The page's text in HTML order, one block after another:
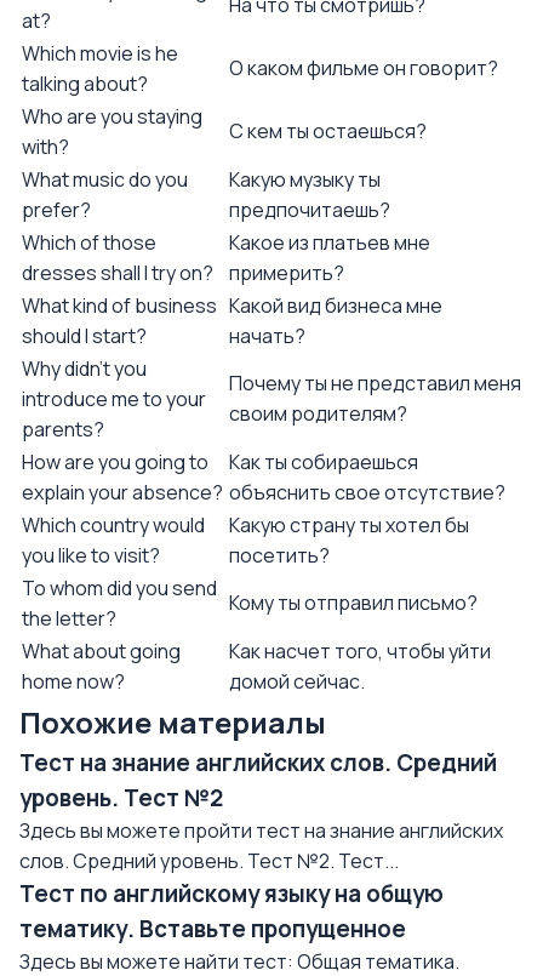
at?
Which movie is he
talking about?
О каком фильме он говорит?
Who are you staying
with?
С кем ты остаешься?
What music do you
prefer?
Какую музыку ты
предпочитаешь?
Which of those
dresses shall I try on?
Какое из платьев мне
примерить?
What kind of business
should I start?
Какой вид бизнеса мне
начать?
Why didn't you
introduce me to your
parents?
Почему ты не представил меня
своим родителям?
How are you going to
explain your absence?
Как ты собираешься
объяснить свое отсутствие?
Which country would
you like to visit?
Какую страну ты хотел бы
посетить?
To whom did you send
the letter?
Кому ты отправил письмо?
What about going
home now?
Как насчет того, чтобы уйти
домой сейчас.
Похожие материалы
Тест на знание английских слов. Средний
уровень. Тест №2
Здесь вы можете пройти тест на знание английских
слов. Средний уровень. Тест №2. Тест...
Тест по английскому языку на общую
тематику. Вставьте пропущенное
Здесь вы можете найти тест: Общая тематика.